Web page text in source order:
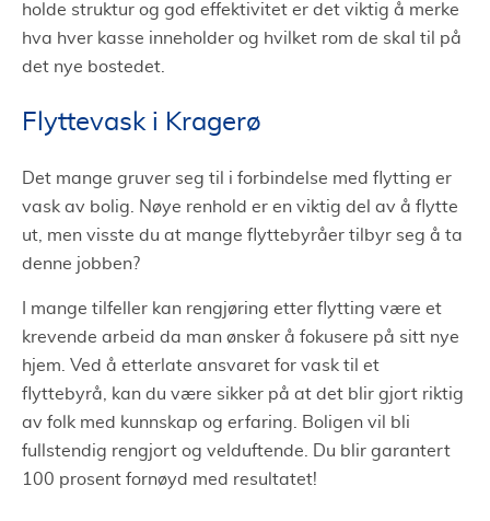
holde struktur og god effektivitet er det viktig å merke
hva hver kasse inneholder og hvilket rom de skal til på
det nye bostedet.
Flyttevask i Kragerø
Det mange gruver seg til i forbindelse med flytting er
vask av bolig. Nøye renhold er en viktig del av å flytte
ut, men visste du at mange flyttebyråer tilbyr seg å ta
denne jobben?
I mange tilfeller kan rengjøring etter flytting være et
krevende arbeid da man ønsker å fokusere på sitt nye
hjem. Ved å etterlate ansvaret for vask til et
flyttebyrå, kan du være sikker på at det blir gjort riktig
av folk med kunnskap og erfaring. Boligen vil bli
fullstendig rengjort og velduftende. Du blir garantert
100 prosent fornøyd med resultatet!